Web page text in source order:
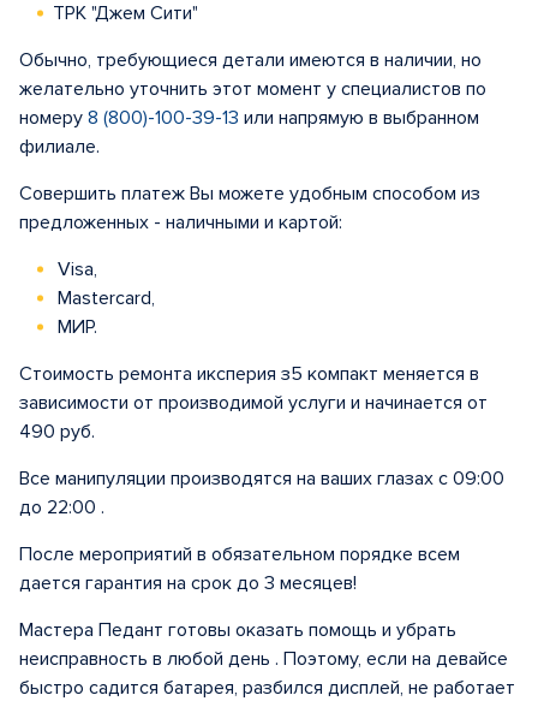
ТРК "Джем Сити"
Обычно, требующиеся детали имеются в наличии, но
желательно уточнить этот момент у специалистов по
номеру 8 (800)-100-39-13 или напрямую в выбранном
филиале.
Совершить платеж Вы можете удобным способом из
предложенных - наличными и картой:
Visa,
Mastercard,
МИР.
Стоимость ремонта иксперия з5 компакт меняется в
зависимости от производимой услуги и начинается от
490 руб.
Все манипуляции производятся на ваших глазах с 09:00
до 22:00 .
После мероприятий в обязательном порядке всем
дается гарантия на срок до 3 месяцев!
Мастера Педант готовы оказать помощь и убрать
неисправность в любой день . Поэтому, если на девайсе
быстро садится батарея, разбился дисплей, не работает